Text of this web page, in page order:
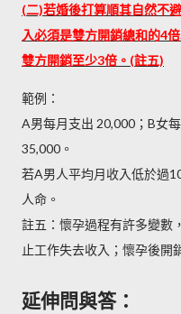
(二)若婚後打算順其自然不
入必須是雙方開銷總和的4
雙方開銷至少3倍。(註五)
範例：
A男每月支出 20,000；B女
35,000。
若A男人平均月收入低於過
人命。
註五：懷孕過程有許多變數
止工作失去收入；懷孕後開
延伸問與答：